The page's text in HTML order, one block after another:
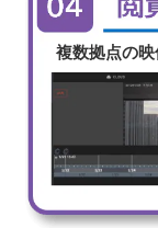
複数拠点の